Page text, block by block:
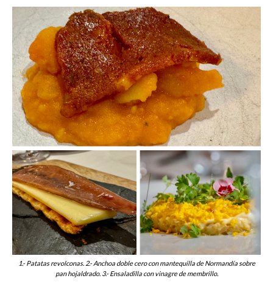
1.- Patatas revolconas. 2.- Anchoa doble cero con mantequilla de Normandía sobre
pan hojaldrado. 3.- Ensaladilla con vinagre de membrillo.